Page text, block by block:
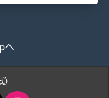
へ